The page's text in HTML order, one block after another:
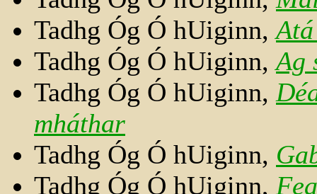
Tadhg Óg Ó hUiginn,
Tadhg Óg Ó hUiginn,Ag
Tadhg Óg Ó hUiginn,
mháthar
Tadhg Óg Ó hUiginn,
Tadhg Óg Ó hUiginn,